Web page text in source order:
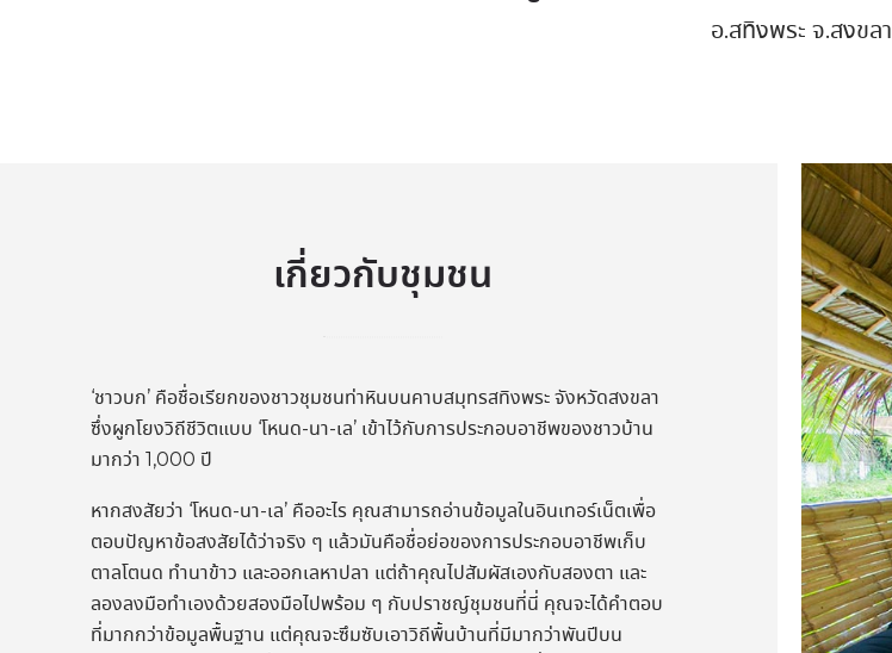
อ.สทิงพระ จ.สงขลา
เกี่ยวกับชุมชน
‘ชาวบก’ คือชื่อเรียกของชาวชุมชนท่าหินบนคาบสมุทรสทิงพระ จังหวัดสงขลา
ซึ่งผูกโยงวิถีชีวิตแบบ ‘โหนด-นา-เล’ เข้าไว้กับการประกอบอาชีพของชาวบ้าน
มากว่า 1,000 ปี
หากสงสัยว่า ‘โหนด-นา-เล’ คืออะไร คุณสามารถอ่านข้อมูลในอินเทอร์เน็ตเพื่อ
ตอบปัญหาข้อสงสัยได้ว่าจริง ๆ แล้วมันคือชื่อย่อของการประกอบอาชีพเก็บ
ตาลโตนด ทำนาข้าว และออกเลหาปลา แต่ถ้าคุณไปสัมผัสเองกับสองตา และ
ลองลงมือทำเองด้วยสองมือไปพร้อม ๆ กับปราชญ์ชุมชนที่นี่ คุณจะได้คำตอบ
ที่มากกว่าข้อมูลพื้นฐาน แต่คุณจะซึมซับเอาวิถีพื้นบ้านที่มีมากว่าพันปีบน